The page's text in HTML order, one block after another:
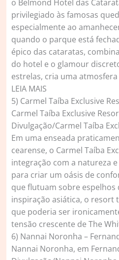
o Belmond Hotel das
privilegiado às famosas
especialmente ao
quando o parque está
épico das cataratas,
do hotel e o glamour
estrelas, cria uma
LEIA MAIS
5) Carmel Taíba Exclusive
Carmel Taíba Exclusive
Divulgação/Carmel Taíba
Em uma enseada
cearense, o Carmel Taíba
integração com a natureza
para criar um oásis de
que flutuam sobre espelhos
inspiração asiática, o resort
que poderia ser
tensão crescente de The
6) Nannai Noronha –
Nannai Noronha, em